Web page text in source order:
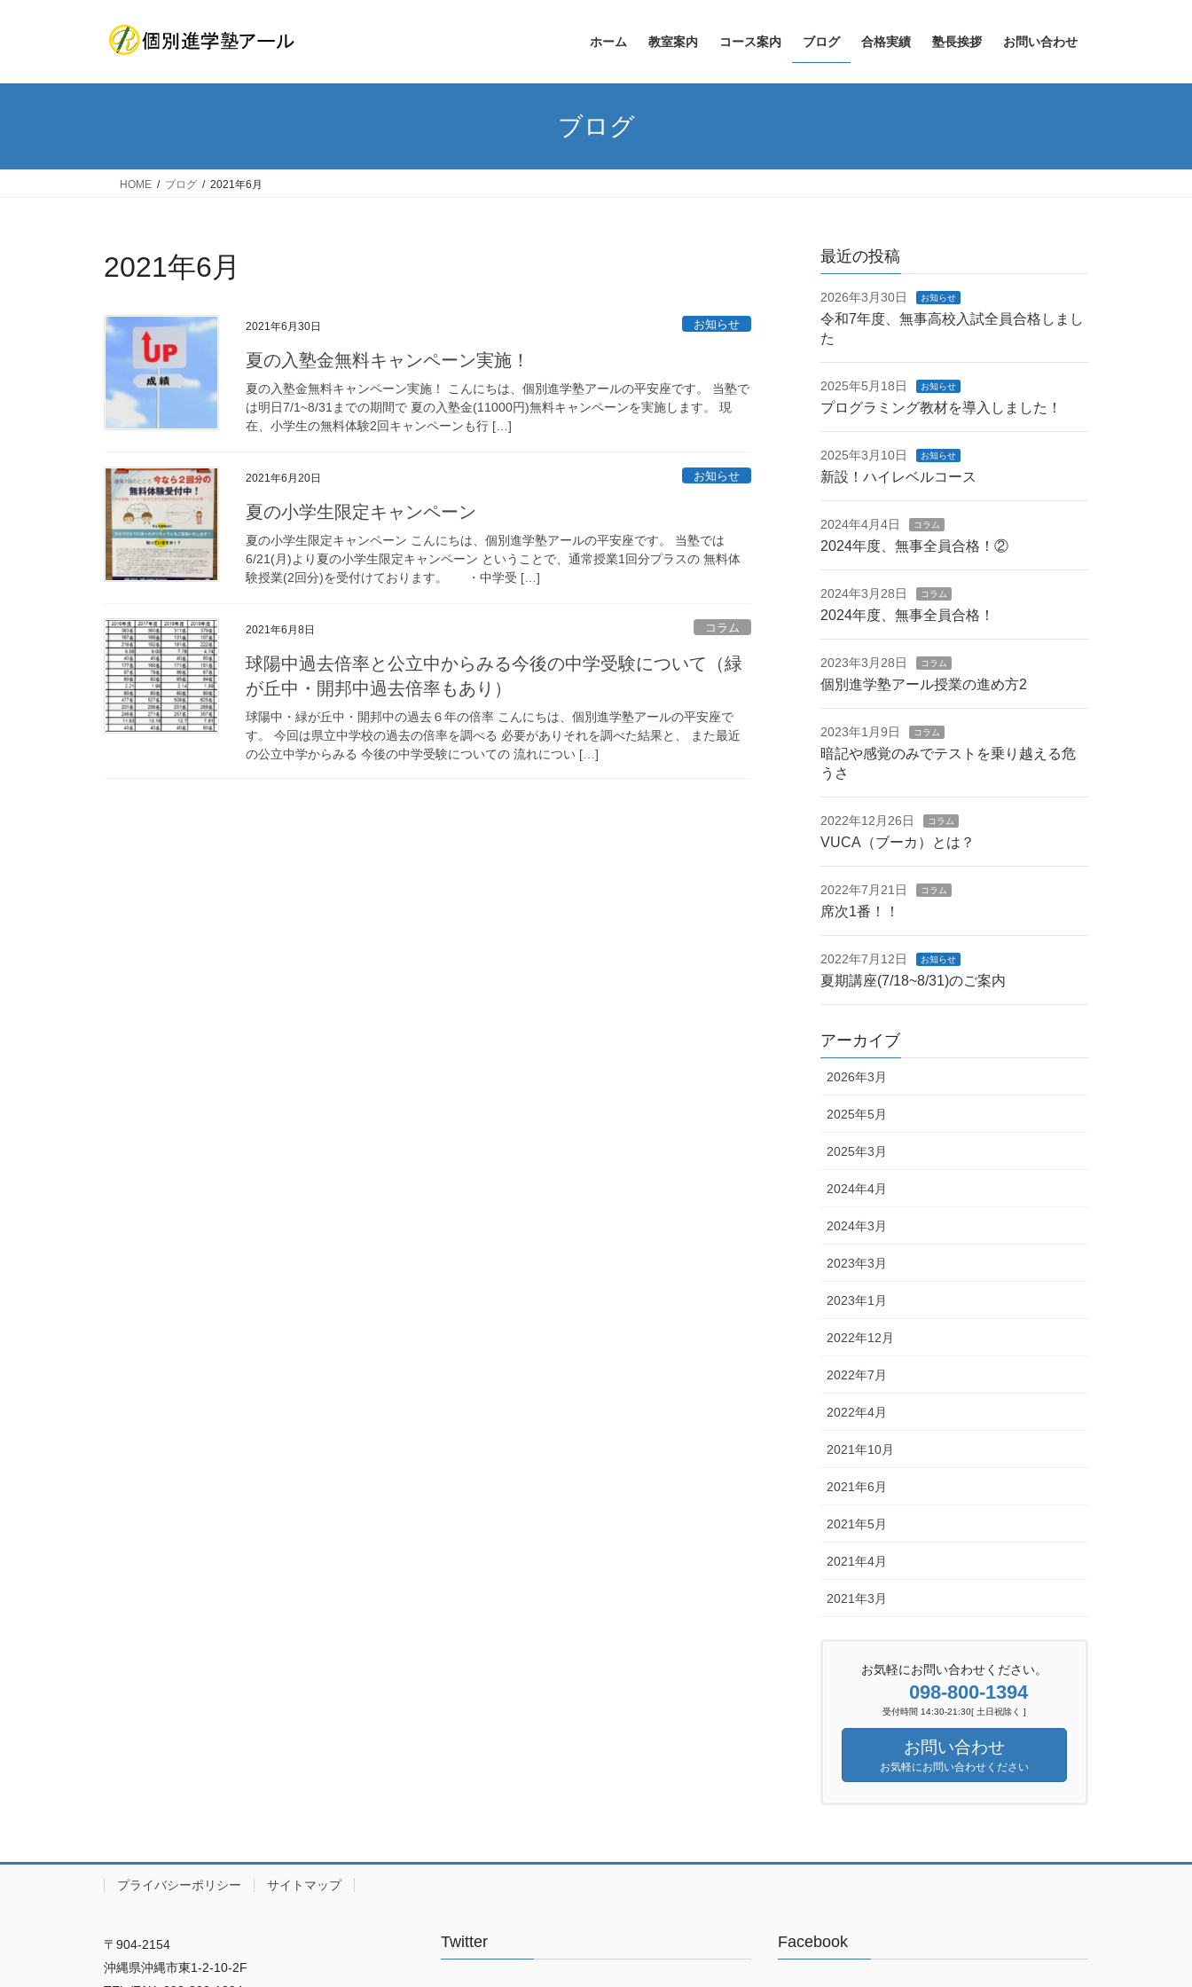
ホーム 教室案内 コース案内 ブログ 合格実績 塾長挨拶 お問い合わせ
ブログ
HOME ブログ 2021年6月
2021年6月
2021年6月30日 お知らせ
夏の入塾金無料キャンペーン実施！
夏の入塾金無料キャンペーン実施！ こんにちは、個別進学塾アールの平安座です。 当塾で
は明日7/1~8/31までの期間で 夏の入塾金(11000円)無料キャンペーンを実施します。 現
在、小学生の無料体験2回キャンペーンも行 […]
2021年6月20日 お知らせ
夏の小学生限定キャンペーン
夏の小学生限定キャンペーン こんにちは、個別進学塾アールの平安座です。 当塾では
6/21(月)より夏の小学生限定キャンペーン ということで、通常授業1回分プラスの 無料体
験授業(2回分)を受付けております。 ・中学受 […]
2021年6月8日 コラム
球陽中過去倍率と公立中からみる今後の中学受験について（緑
が丘中・開邦中過去倍率もあり）
球陽中・緑が丘中・開邦中の過去６年の倍率 こんにちは、個別進学塾アールの平安座で
す。 今回は県立中学校の過去の倍率を調べる 必要がありそれを調べた結果と、 また最近
の公立中学からみる 今後の中学受験についての 流れについ […]
最近の投稿
2026年3月30日 お知らせ
令和7年度、無事高校入試全員合格しまし
た
2025年5月18日 お知らせ
プログラミング教材を導入しました！
2025年3月10日 お知らせ
新設！ハイレベルコース
2024年4月4日 コラム
2024年度、無事全員合格！②
2024年3月28日 コラム
2024年度、無事全員合格！
2023年3月28日 コラム
個別進学塾アール授業の進め方2
2023年1月9日 コラム
暗記や感覚のみでテストを乗り越える危
うさ
2022年12月26日 コラム
VUCA（ブーカ）とは？
2022年7月21日 コラム
席次1番！！
2022年7月12日 お知らせ
夏期講座(7/18~8/31)のご案内
アーカイブ
2026年3月
2025年5月
2025年3月
2024年4月
2024年3月
2023年3月
2023年1月
2022年12月
2022年7月
2022年4月
2021年10月
2021年6月
2021年5月
2021年4月
2021年3月
お気軽にお問い合わせください。
098-800-1394
受付時間 14:30-21:30[ 土日祝除く ]
お問い合わせ
お気軽にお問い合わせください
プライバシーポリシー サイトマップ
〒904-2154
沖縄県沖縄市東1-2-10-2F
Twitter Facebook